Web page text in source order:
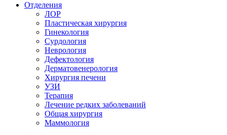
Отделения
ЛОР
Пластическая хирургия
Гинекология
Сурдология
Неврология
Дефектология
Дерматовенерология
Хирургия печени
УЗИ
Терапия
Лечение редких заболеваний
Общая хирургия
Маммология